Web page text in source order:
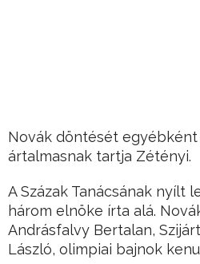
Novák döntését
ártalmasnak tartja Zétényi.
A Százak Tanácsának nyílt
három elnöke írta alá.
Andrásfalvy Bertalan,
László, olimpiai bajnok